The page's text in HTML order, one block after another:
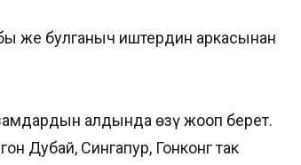
же булганыч иштердин аркасынан
алдында өзү жооп берет.
Дубай, Сингапур, Гонконг так